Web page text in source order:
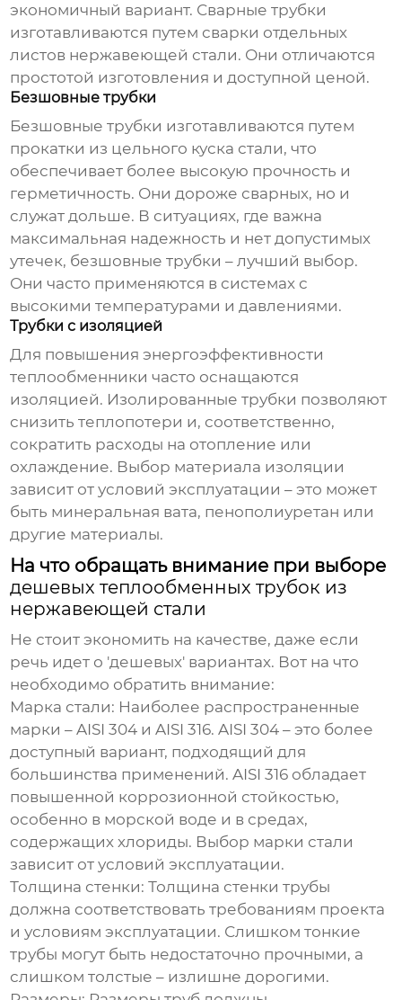
экономичный вариант. Сварные трубки
изготавливаются путем сварки отдельных
листов нержавеющей стали. Они отличаются
простотой изготовления и доступной ценой.
Безшовные трубки
Безшовные трубки изготавливаются путем
прокатки из цельного куска стали, что
обеспечивает более высокую прочность и
герметичность. Они дороже сварных, но и
служат дольше. В ситуациях, где важна
максимальная надежность и нет допустимых
утечек, безшовные трубки – лучший выбор.
Они часто применяются в системах с
высокими температурами и давлениями.
Трубки с изоляцией
Для повышения энергоэффективности
теплообменники часто оснащаются
изоляцией. Изолированные трубки позволяют
снизить теплопотери и, соответственно,
сократить расходы на отопление или
охлаждение. Выбор материала изоляции
зависит от условий эксплуатации – это может
быть минеральная вата, пенополиуретан или
другие материалы.
На что обращать внимание при выборе
дешевых теплообменных трубок из
нержавеющей стали
Не стоит экономить на качестве, даже если
речь идет о 'дешевых' вариантах. Вот на что
необходимо обратить внимание:
Марка стали: Наиболее распространенные
марки – AISI 304 и AISI 316. AISI 304 – это более
доступный вариант, подходящий для
большинства применений. AISI 316 обладает
повышенной коррозионной стойкостью,
особенно в морской воде и в средах,
содержащих хлориды. Выбор марки стали
зависит от условий эксплуатации.
Толщина стенки: Толщина стенки трубы
должна соответствовать требованиям проекта
и условиям эксплуатации. Слишком тонкие
трубы могут быть недостаточно прочными, а
слишком толстые – излишне дорогими.